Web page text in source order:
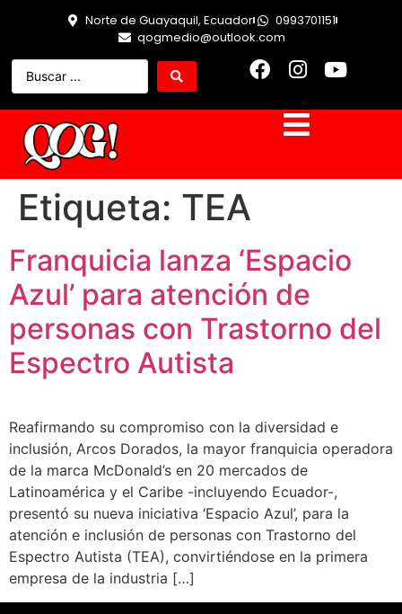
Norte de Guayaquil, Ecuador
0993701151
qogmedio@outlook.com
Etiqueta: TEA
Franquicia lanza ‘Espacio
Azul’ para atención de
personas con Trastorno del
Espectro Autista
Reafirmando su compromiso con la diversidad e
inclusión, Arcos Dorados, la mayor franquicia operadora
de la marca McDonald’s en 20 mercados de
Latinoamérica y el Caribe -incluyendo Ecuador-,
presentó su nueva iniciativa ‘Espacio Azul’, para la
atención e inclusión de personas con Trastorno del
Espectro Autista (TEA), convirtiéndose en la primera
empresa de la industria […]